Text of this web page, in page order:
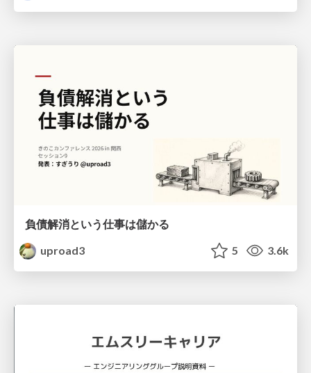
負債解消という仕事は儲かる
uproad3
5 3.6k